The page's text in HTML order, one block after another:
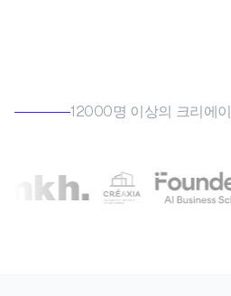
12000명 이상의 크리에